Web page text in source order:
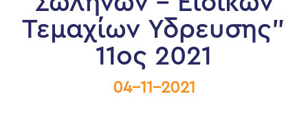
Τεμαχίων Υδρευσης”
11ος 2021
04-11-2021